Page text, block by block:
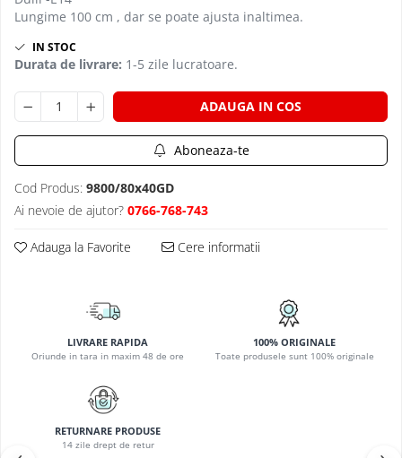
PLAFONIERE MODERNE
LAMPADARE MODERNE
SUSPENSII CU LED
APLICE CU LED
ACCESORII
LAMPADARE CU LED
SUSPENSII VINTAGE
PLAFONIERE VINTAGE
SUSPENSII COPII
APLICE COPII
PLAFONIERE COPII
SPOTURI APLICATE
Lungime 100 cm , dar se poate ajusta inaltimea.
IN STOC
Durata de livrare: 1-5 zile lucratoare.
ADAUGA IN COS
Aboneaza-te
Cod Produs: 9800/80x40GD
Ai nevoie de ajutor? 0766-768-743
Adauga la Favorite Cere informatii
LIVRARE RAPIDA
Oriunde in tara in maxim 48 de ore
100% ORIGINALE
Toate produsele sunt 100% originale
RETURNARE PRODUSE
14 zile drept de retur